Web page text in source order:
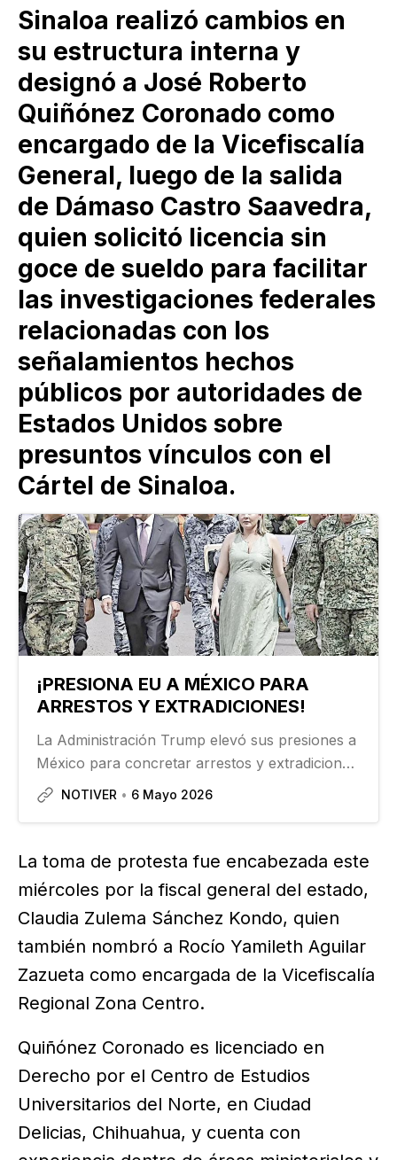
Sinaloa realizó cambios en
su estructura interna y
designó a José Roberto
Quiñónez Coronado como
encargado de la Vicefiscalía
General, luego de la salida
de Dámaso Castro Saavedra,
quien solicitó licencia sin
goce de sueldo para facilitar
las investigaciones federales
relacionadas con los
señalamientos hechos
públicos por autoridades de
Estados Unidos sobre
presuntos vínculos con el
Cártel de Sinaloa.
¡PRESIONA EU A MÉXICO PARA
ARRESTOS Y EXTRADICIONES!
La Administración Trump elevó sus presiones a
México para concretar arrestos y extradiciones
en investigaciones por narcotráfico, pero para
a nueve…
NOTIVER 6 Mayo 2026
La toma de protesta fue encabezada este
miércoles por la fiscal general del estado,
Claudia Zulema Sánchez Kondo, quien
también nombró a Rocío Yamileth Aguilar
Zazueta como encargada de la Vicefiscalía
Regional Zona Centro.
Quiñónez Coronado es licenciado en
Derecho por el Centro de Estudios
Universitarios del Norte, en Ciudad
Delicias, Chihuahua, y cuenta con